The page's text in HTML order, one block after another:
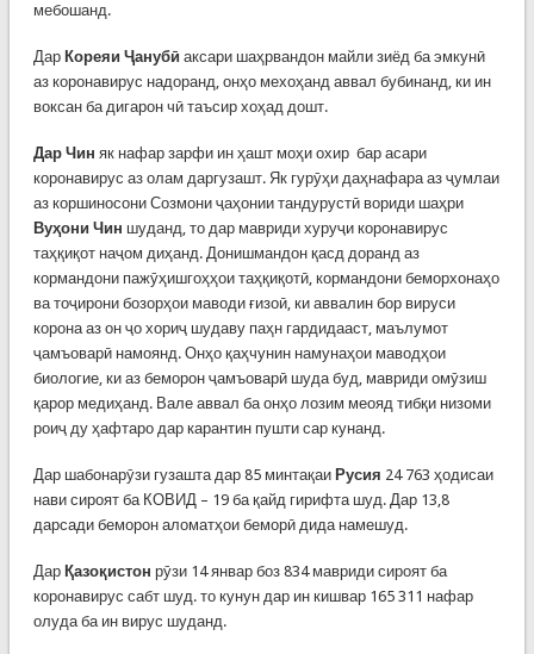
мебошанд.
Дар Кореяи Ҷанубӣ аксари шаҳрвандон майли зиёд ба эмкунӣ
аз коронавирус надоранд, онҳо мехоҳанд аввал бубинанд, ки ин
воксан ба дигарон чӣ таъсир хоҳад дошт.
Дар Чин як нафар зарфи ин ҳашт моҳи охир бар асари
коронавирус аз олам даргузашт. Як гурӯҳи даҳнафара аз ҷумлаи
аз коршиносони Созмони ҷаҳонии тандурустӣ вориди шаҳри
Вуҳони Чин шуданд, то дар мавриди хуруҷи коронавирус
таҳқиқот наҷом диҳанд. Донишмандон қасд доранд аз
кормандони пажӯҳишгоҳҳои таҳқиқотӣ, кормандони беморхонаҳо
ва тоҷирони бозорҳои маводи ғизоӣ, ки аввалин бор вируси
корона аз он ҷо хориҷ шудаву паҳн гардидааст, маълумот
ҷамъоварӣ намоянд. Онҳо қаҳчунин намунаҳои маводҳои
биологие, ки аз беморон ҷамъоварӣ шуда буд, мавриди омӯзиш
қарор медиҳанд. Вале аввал ба онҳо лозим меояд тибқи низоми
роиҷ ду ҳафтаро дар карантин пушти сар кунанд.
Дар шабонарӯзи гузашта дар 85 минтақаи Русия 24 763 ҳодисаи
нави сироят ба КОВИД – 19 ба қайд гирифта шуд. Дар 13,8
дарсади беморон аломатҳои беморӣ дида намешуд.
Дар Қазоқистон рӯзи 14 январ боз 834 мавриди сироят ба
коронавирус сабт шуд. то кунун дар ин кишвар 165 311 нафар
олуда ба ин вирус шуданд.